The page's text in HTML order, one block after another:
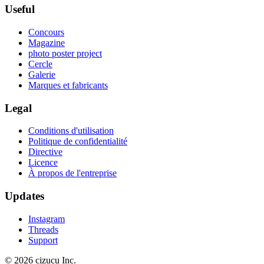
Useful
Concours
Magazine
photo poster project
Cercle
Galerie
Marques et fabricants
Legal
Conditions d'utilisation
Politique de confidentialité
Directive
Licence
À propos de l'entreprise
Updates
Instagram
Threads
Support
© 2026 cizucu Inc.